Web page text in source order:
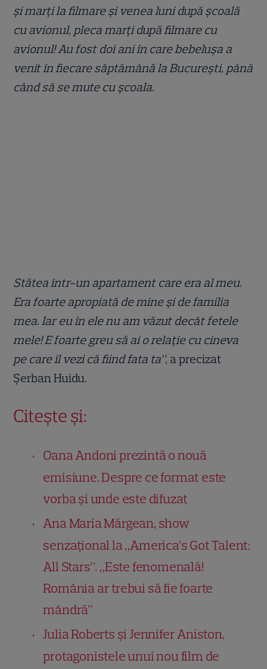
și marți la filmare și venea luni după școală
cu avionul, pleca marți după filmare cu
avionul! Au fost doi ani în care bebelușa a
venit în fiecare săptămână la București, până
când să se mute cu școala.
Stătea într-un apartament care era al meu.
Era foarte apropiată de mine și de familia
mea. Iar eu în ele nu am văzut decât fetele
mele! E foarte greu să ai o relație cu cineva
pe care îl vezi că fiind fata ta”, a precizat
Șerban Huidu.
Citește și:
Oana Andoni prezintă o nouă
emisiune. Despre ce format este
vorba și unde este difuzat
Ana Maria Mărgean, show
senzațional la „America’s Got Talent:
All Stars”. „Este fenomenală!
România ar trebui să fie foarte
mândră”
Julia Roberts și Jennifer Aniston,
protagonistele unui nou film de